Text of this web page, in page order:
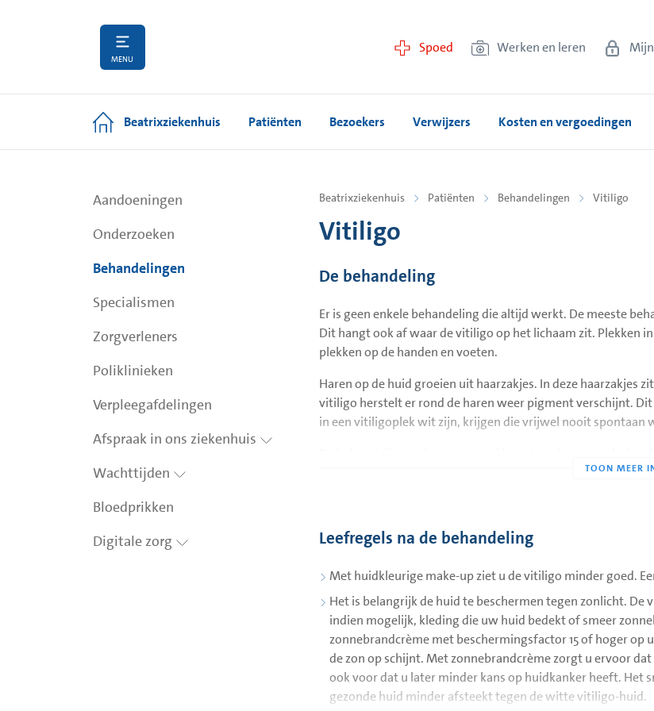
MENU
Spoed Werken en leren
Beatrixziekenhuis Patiënten Bezoekers Verwijzers Kosten en vergoedingen
Aandoeningen
Onderzoeken
Behandelingen
Specialismen
Zorgverleners
Poliklinieken
Verpleegafdelingen
Afspraak in ons ziekenhuis
Wachttijden
Bloedprikken
Digitale zorg
Beatrixziekenhuis Patiënten Behandelingen Vitiligo
Vitiligo
De behandeling
Er is geen enkele behandeling die altijd werkt. De meeste
Dit hangt ook af waar de vitiligo op het lichaam zit. Plekken
plekken op de handen en voeten.
Haren op de huid groeien uit haarzakjes. In deze haarzakjes
vitiligo herstelt er rond de haren weer pigment verschijnt.
in een vitiligoplek wit zijn, krijgen die vrijwel nooit spontaan
Crème
U krijgt een crème die u eenmaal per dag op de plekken
tacrolimuscrème. De crèmes proberen het afweersysteem
beginnende vitiligo kunnen deze crèmes zorgen dat
behandeling werkt.
Lichttherapie
Dit is een behandeling met ultraviolet licht. Meestal met
Leefregels na de behandeling
Met huidkleurige make-up ziet u de vitiligo minder goed.
Het is belangrijk de huid te beschermen tegen zonlicht.
indien mogelijk, kleding die uw huid bedekt of smeer
zonnebrandcrème met beschermingsfactor 15 of hoger op
de zon op schijnt. Met zonnebrandcrème zorgt u ervoor
ook voor dat u later minder kans op huidkanker heeft. Het
gezonde huid minder afsteekt tegen de witte vitiligo-huid.